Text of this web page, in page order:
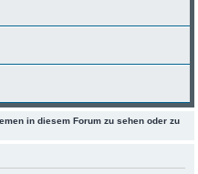
in diesem Forum zu sehen oder zu